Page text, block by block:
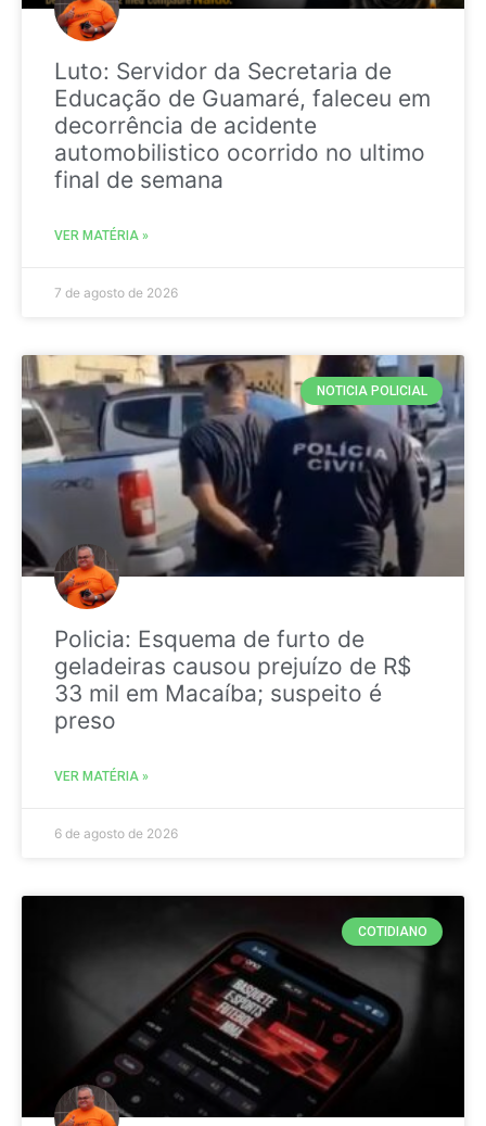
Luto: Servidor da Secretaria de
Educação de Guamaré, faleceu em
decorrência de acidente
automobilistico ocorrido no ultimo
final de semana
VER MATÉRIA »
7 de agosto de 2026
NOTICIA POLICIAL
Policia: Esquema de furto de
geladeiras causou prejuízo de R$
33 mil em Macaíba; suspeito é
preso
VER MATÉRIA »
6 de agosto de 2026
COTIDIANO